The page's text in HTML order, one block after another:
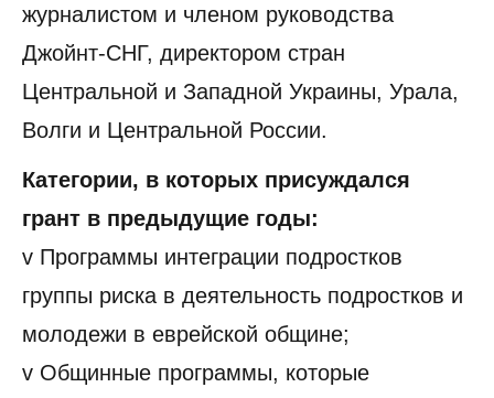
журналистом и членом руководства
Джойнт-СНГ, директором стран
Центральной и Западной Украины, Урала,
Волги и Центральной России.
Категории, в которых присуждался
грант в предыдущие годы:
v Программы интеграции подростков
группы риска в деятельность подростков и
молодежи в еврейской общине;
v Общинные программы, которые